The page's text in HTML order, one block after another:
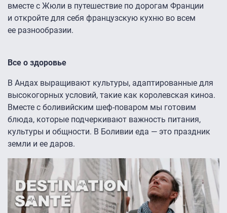
вместе с Жюли в путешествие по дорогам Франции
и откройте для себя французскую кухню во всем
ее разнообразии.
Все о здоровье
В Андах выращивают культуры, адаптированные для
высокогорных условий, такие как королевская киноа.
Вместе с боливийским шеф-поваром мы готовим
блюда, которые подчеркивают важность питания,
культуры и общности. В Боливии еда — это праздник
земли и ее даров.